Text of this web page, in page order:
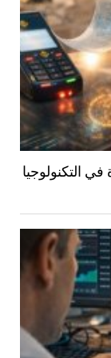
التكنولوجيا